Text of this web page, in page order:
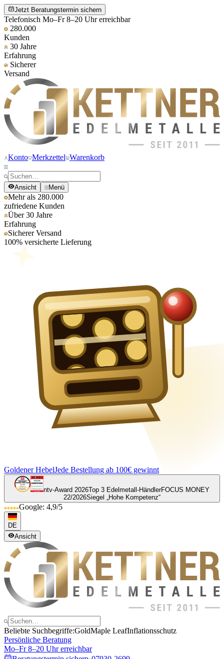
Jetzt Beratungstermin sichern
Telefonisch Mo–Fr 8–20 Uhr erreichbar
280.000
Kunden
30 Jahre
Erfahrung
Sicherer
Versand
Konto Merkzettel Warenkorb
Ansicht Menü
Mehr als 280.000
zufriedene Kunden
Über 30 Jahre
Erfahrung
Sicherer Versand
100% versicherte Lieferung
Goldener HebelJede Bestellung ab 100€ gewinnt
ntv-Award 2026Top 3 Edelmetall-HändlerFOCUS MONEY
22/2026Siegel „Hohe Kompetenz“
Google: 4,9/5
DE
Ansicht
Beliebte Suchbegriffe:GoldMaple LeafInflationsschutz
Persönliche Beratung
Mo–Fr 8–20 Uhr erreichbar